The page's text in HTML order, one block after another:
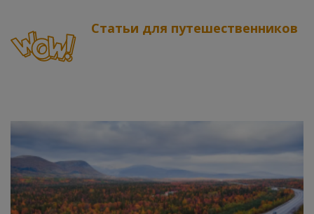
Cтатьи для путешественников